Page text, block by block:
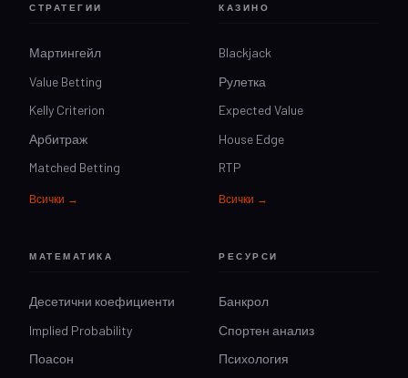
СТРАТЕГИИ
Мартингейл
Value Betting
Kelly Criterion
Арбитраж
Matched Betting
Всички →
КАЗИНО
Blackjack
Рулетка
Expected Value
House Edge
RTP
Всички →
МАТЕМАТИКА
Десетични коефициенти
Implied Probability
Поасон
РЕСУРСИ
Банкрол
Спортен анализ
Психология